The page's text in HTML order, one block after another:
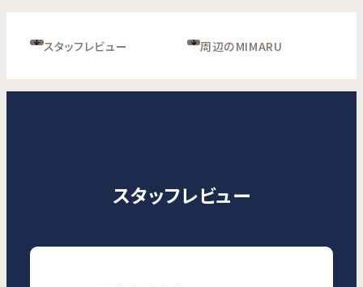
スタッフレビュー 周辺のMIMARU
スタッフレビュー